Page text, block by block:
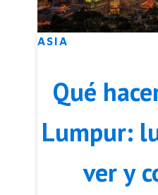
ASIA
Qué
Lumpur:
ver y